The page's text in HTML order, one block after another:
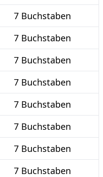
7 Buchstaben
7 Buchstaben
7 Buchstaben
7 Buchstaben
7 Buchstaben
7 Buchstaben
7 Buchstaben
7 Buchstaben